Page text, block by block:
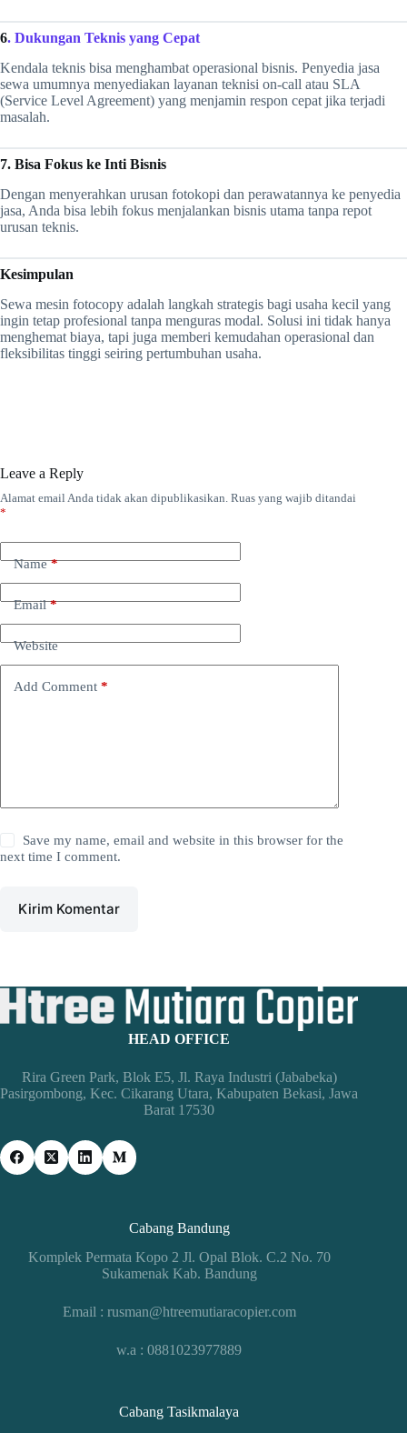
6. Dukungan Teknis yang Cepat
Kendala teknis bisa menghambat operasional bisnis. Penyedia jasa
sewa umumnya menyediakan layanan teknisi on-call atau SLA
(Service Level Agreement) yang menjamin respon cepat jika terjadi
masalah.
7. Bisa Fokus ke Inti Bisnis
Dengan menyerahkan urusan fotokopi dan perawatannya ke penyedia
jasa, Anda bisa lebih fokus menjalankan bisnis utama tanpa repot
urusan teknis.
Kesimpulan
Sewa mesin fotocopy adalah langkah strategis bagi usaha kecil yang
ingin tetap profesional tanpa menguras modal. Solusi ini tidak hanya
menghemat biaya, tapi juga memberi kemudahan operasional dan
fleksibilitas tinggi seiring pertumbuhan usaha.
Leave a Reply
Alamat email Anda tidak akan dipublikasikan. Ruas yang wajib ditandai
*
Name*
Email*
Website
Add Comment *
Save my name, email and website in this browser for the
next time I comment.
Kirim Komentar
HEAD OFFICE
Rira Green Park, Blok E5, Jl. Raya Industri (Jababeka)
Pasirgombong, Kec. Cikarang Utara, Kabupaten Bekasi, Jawa
Barat 17530
Cabang Bandung
Komplek Permata Kopo 2 Jl. Opal Blok. C.2 No. 70
Sukamenak Kab. Bandung
Email : rusman@htreemutiaracopier.com
w.a : 0881023977889
Cabang Tasikmalaya